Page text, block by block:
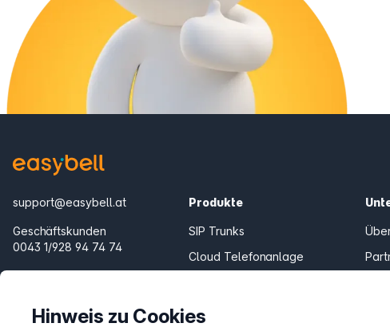
support@easybell.at
Geschäftskunden
0043 1/928 94 74 74
Produkte
SIP Trunks
Cloud Telefonanlage
Hinweis zu Cookies